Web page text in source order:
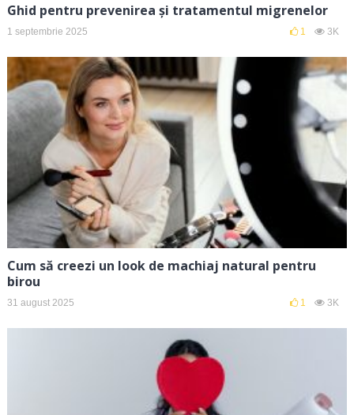
Ghid pentru prevenirea și tratamentul migrenelor
1 septembrie 2025 1 3K
Cum să creezi un look de machiaj natural pentru
birou
31 august 2025 1 3K